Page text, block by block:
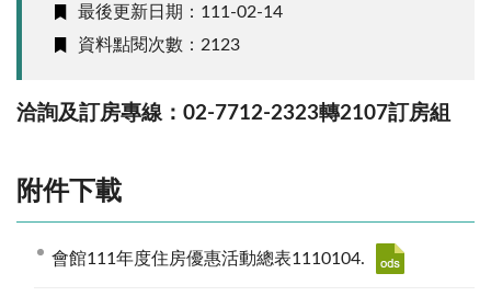
最後更新日期：111-02-14
資料點閱次數：2123
洽詢及訂房專線：02-7712-2323轉2107訂房組
附件下載
會館111年度住房優惠活動總表1110104.